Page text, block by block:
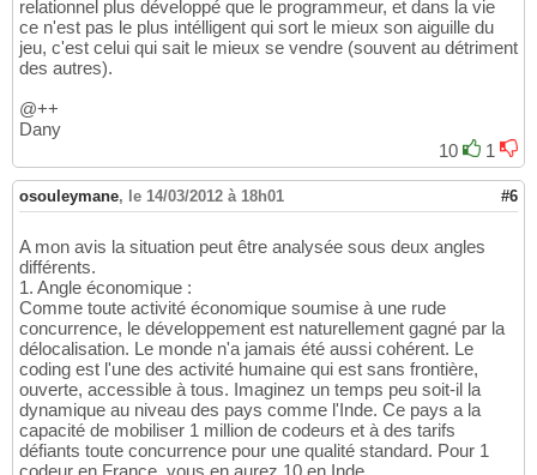
relationnel plus développé que le programmeur, et dans la vie
ce n'est pas le plus intélligent qui sort le mieux son aiguille du
jeu, c'est celui qui sait le mieux se vendre (souvent au détriment
des autres).
@++
Dany
10
1
osouleymane, le 14/03/2012 à 18h01 #6
A mon avis la situation peut être analysée sous deux angles
différents.
1. Angle économique :
Comme toute activité économique soumise à une rude
concurrence, le développement est naturellement gagné par la
délocalisation. Le monde n'a jamais été aussi cohérent. Le
coding est l'une des activité humaine qui est sans frontière,
ouverte, accessible à tous. Imaginez un temps peu soit-il la
dynamique au niveau des pays comme l'Inde. Ce pays a la
capacité de mobiliser 1 million de codeurs et à des tarifs
défiants toute concurrence pour une qualité standard. Pour 1